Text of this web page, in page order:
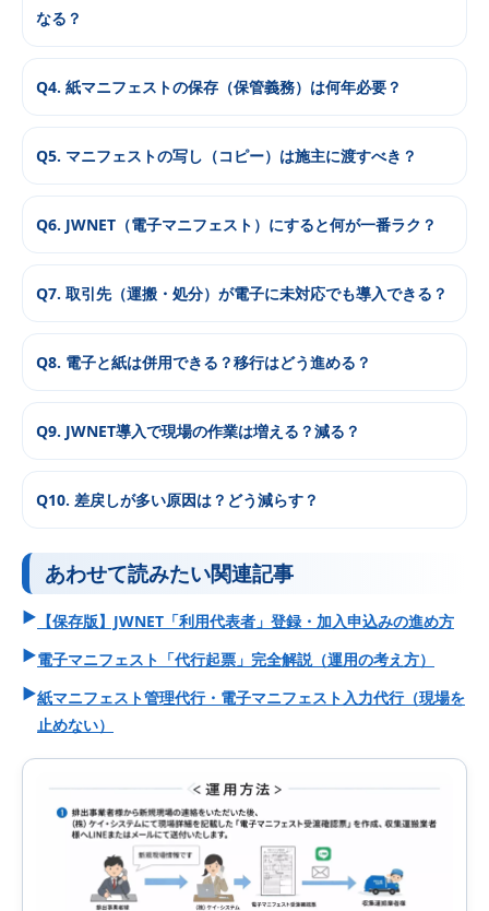
なる？
Q4. 紙マニフェストの保存（保管義務）は何年必要？
Q5. マニフェストの写し（コピー）は施主に渡すべき？
Q6. JWNET（電子マニフェスト）にすると何が一番ラク？
Q7. 取引先（運搬・処分）が電子に未対応でも導入できる？
Q8. 電子と紙は併用できる？移行はどう進める？
Q9. JWNET導入で現場の作業は増える？減る？
Q10. 差戻しが多い原因は？どう減らす？
あわせて読みたい関連記事
▶ 【保存版】JWNET「利用代表者」登録・加入申込みの進め方
▶電子マニフェスト「代行起票」完全解説（運用の考え方）
▶紙マニフェスト管理代行・電子マニフェスト入力代行（現場を
止めない）